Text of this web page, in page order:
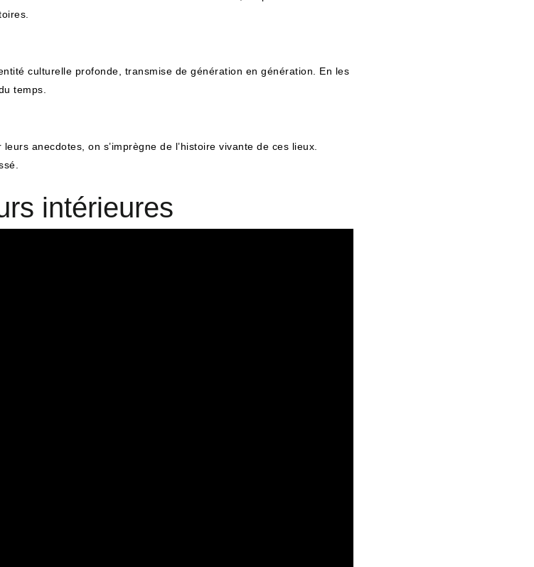
culturelle profonde, transmise de génération en génération. En les
temps.
anecdotes, on s’imprègne de l’histoire vivante de ces lieux.
intérieures